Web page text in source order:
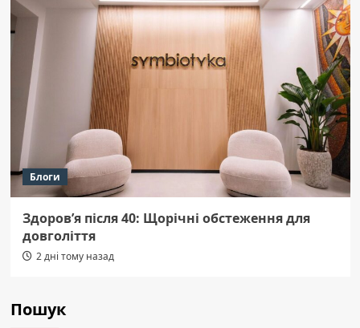
Блоги
Здоров’я після 40: Щорічні обстеження для
довголіття
2 дні тому назад
Пошук